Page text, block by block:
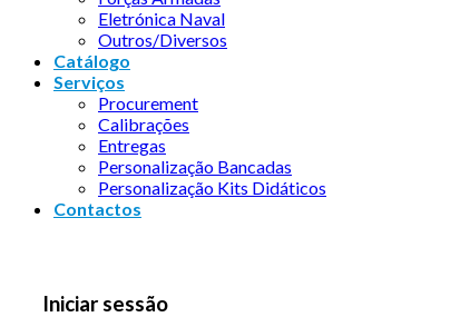
Eletrónica Naval
Outros/Diversos
Catálogo
Serviços
Procurement
Calibrações
Entregas
Personalização Bancadas
Personalização Kits Didáticos
Contactos
Iniciar sessão